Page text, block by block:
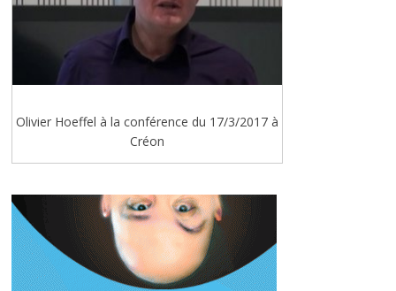
Olivier Hoeffel à la conférence du 17/3/2017 à
Créon